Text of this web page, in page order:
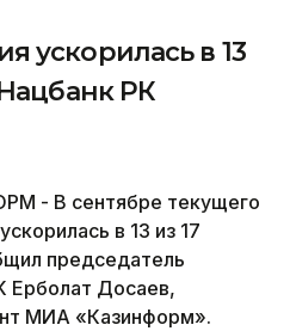
ускорилась в 13
РК
- В сентябре текущего
в 13 из 17
председатель
Ерболат Досаев,
МИА «Казинформ».